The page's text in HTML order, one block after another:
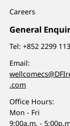
Careers
General
Tel:+852 2299
Email:
.com
Office Hours:
Mon - Fri
9:00a.m. -